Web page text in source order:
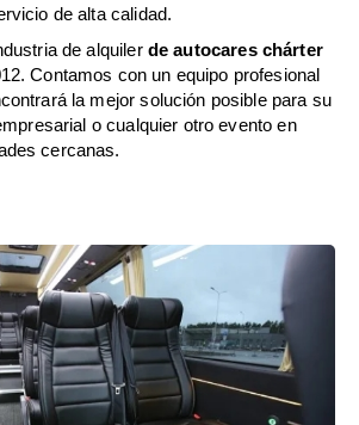
de alta calidad.
de alquiler de autocares chárter
Contamos con un equipo profesional
la mejor solución posible para su
o cualquier otro evento en
cercanas.